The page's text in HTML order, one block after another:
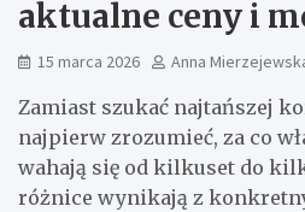
aktualne ceny i
15 marca 2026 Anna
Zamiast szukać najtańszej
najpierw zrozumieć, za co
wahają się od kilkuset do
różnice wynikają z